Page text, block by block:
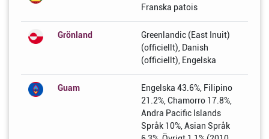
Franska patois
Grönland
Greenlandic (East Inuit)
(officiellt), Danish
(officiellt), Engelska
Guam
Engelska 43.6%, Filipino
21.2%, Chamorro 17.8%,
Andra Pacific Islands
Språk 10%, Asian Språk